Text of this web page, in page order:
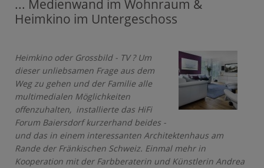
... Medienwand im Wohnraum &
Heimkino im Untergeschoss
Heimkino oder Grossbild - TV ? Um
dieser unliebsamen Frage aus dem
Weg zu gehen und der Familie alle
multimedialen Möglichkeiten
offenzuhalten, installierte das HiFi
Forum Baiersdorf kurzerhand beides -
und das in einem interessanten Architektenhaus am
Rande der Fränkischen Schweiz. Einmal mehr in
Kooperation mit der Farbberaterin und Künstlerin Andrea